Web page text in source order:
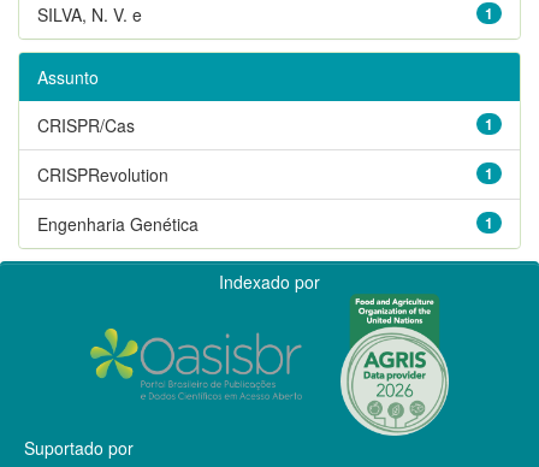
1
SILVA, N. V. e
Assunto
1
CRISPR/Cas
1
CRISPRevolution
1
Engenharia Genética
Indexado por
Suportado por